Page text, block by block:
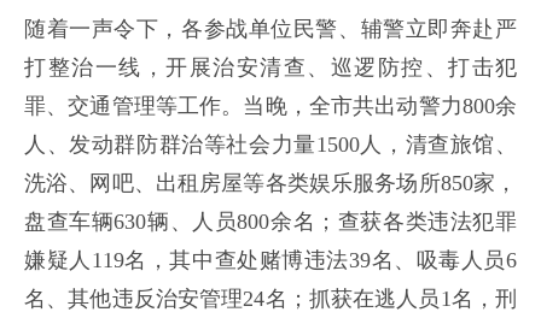
随着一声令下，各参战单位民警、辅警立即奔赴严
打整治一线，开展治安清查、巡逻防控、打击犯
罪、交通管理等工作。当晚，全市共出动警力800余
人、发动群防群治等社会力量1500人，清查旅馆、
洗浴、网吧、出租房屋等各类娱乐服务场所850家，
盘查车辆630辆、人员800余名；查获各类违法犯罪
嫌疑人119名，其中查处赌博违法39名、吸毒人员6
名、其他违反治安管理24名；抓获在逃人员1名，刑